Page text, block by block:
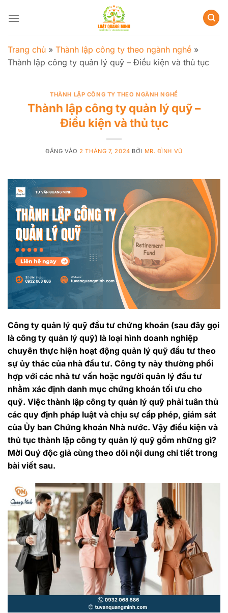
qua
dung
Trang chủ » Thành lập công ty theo ngành nghề »
Thành lập công ty quản lý quỹ – Điều kiện và thủ tục
THÀNH LẬP CÔNG TY THEO NGÀNH NGHỀ
Thành lập công ty quản lý quỹ –
Điều kiện và thủ tục
ĐĂNG VÀO 2 THÁNG 7, 2024 BỞI MR. ĐÌNH VŨ
Công ty quản lý quỹ đầu tư chứng khoán (sau đây gọi
là công ty quản lý quỹ) là loại hình doanh nghiệp
chuyên thực hiện hoạt động quản lý quỹ đầu tư theo
sự ủy thác của nhà đầu tư. Công ty này thường phối
hợp với các nhà tư vấn hoặc người quản lý đầu tư
nhằm xác định danh mục chứng khoán tối ưu cho
quỹ. Việc thành lập công ty quản lý quỹ phải tuân thủ
các quy định pháp luật và chịu sự cấp phép, giám sát
của Ủy ban Chứng khoán Nhà nước. Vậy điều kiện và
thủ tục thành lập công ty quản lý quỹ gồm những gì?
Mời Quý độc giả cùng theo dõi nội dung chi tiết trong
bài viết sau.